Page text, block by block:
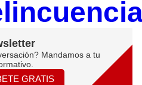
Mandamos a tu
GRATIS